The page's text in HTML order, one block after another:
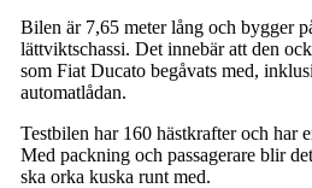
Bilen är 7,65 meter lång och bygger
lättviktschassi. Det innebär att den
som Fiat Ducato begåvats med,
automatlådan.
Testbilen har 160 hästkrafter och har
Med packning och passagerare blir
ska orka kuska runt med.